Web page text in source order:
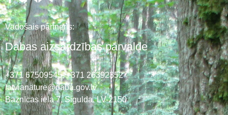
Vadošais partneris:
Dabas aizsardzības pārvalde
+371 67509545,+371 26392352
latvianature@daba.gov.lv
Baznīcas iela 7, Sigulda, LV-2150